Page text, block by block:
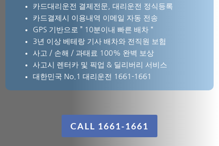
카드대리운전 결제전문, 대리운전 정식등록
카드결제시 이용내역 이메일 자동 전송
GPS 기반으로 ” 10분이내 빠른 배차 “
3년 이상 베테랑 기사 배차와 전직원 보험
사고 / 손해 / 과태료 100% 완벽 보상
사고시
렌터카 및 픽업 & 딜리버리 서비스
대한민국 No.1 대리운전 1661-1661
CALL 1661-1661